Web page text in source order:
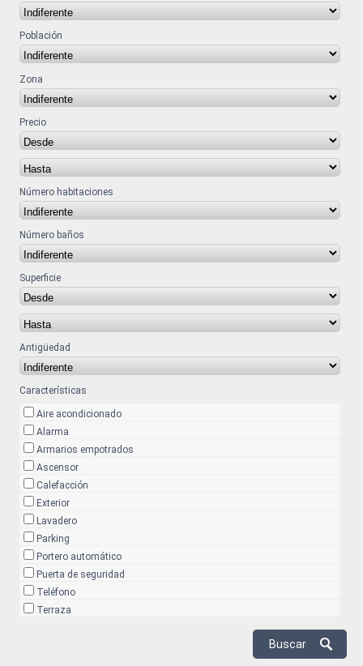
Población
Zona
Precio
Número habitaciones
Número baños
Superficie
Antigüedad
Características
Aire acondicionado
Alarma
Armarios empotrados
Ascensor
Calefacción
Exterior
Lavadero
Parking
Portero automático
Puerta de seguridad
Teléfono
Terraza